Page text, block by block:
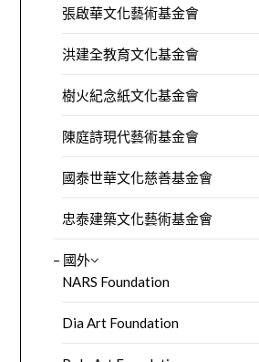
張啟華文化藝術基金會
洪建全教育文化基金會
樹火紀念紙文化基金會
陳庭詩現代藝術基金會
國泰世華文化慈善基金會
忠泰建築文化藝術基金會
– 國外
NARS Foundation
Dia Art Foundation